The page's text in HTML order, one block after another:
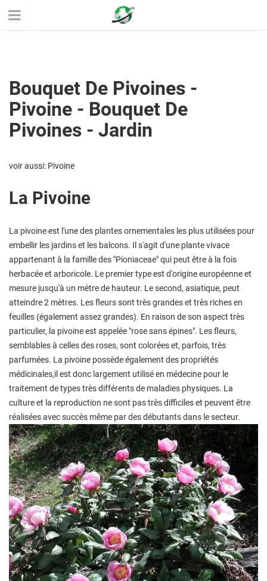
Bouquet De Pivoines -
Pivoine - Bouquet De
Pivoines - Jardin
voir aussi: Pivoine
La Pivoine
La pivoine est l'une des plantes ornementales les plus utilisées pour
embellir les jardins et les balcons. Il s'agit d'une plante vivace
appartenant à la famille des "Pioniaceae" qui peut être à la fois
herbacée et arboricole. Le premier type est d'origine européenne et
mesure jusqu'à un mètre de hauteur. Le second, asiatique, peut
atteindre 2 mètres. Les fleurs sont très grandes et très riches en
feuilles (également assez grandes). En raison de son aspect très
particulier, la pivoine est appelée "rose sans épines". Les fleurs,
semblables à celles des roses, sont colorées et, parfois, très
parfumées. La pivoine possède également des propriétés
médicinales,il est donc largement utilisé en médecine pour le
traitement de types très différents de maladies physiques. La
culture et la reproduction ne sont pas très difficiles et peuvent être
réalisées avec succès même par des débutants dans le secteur.